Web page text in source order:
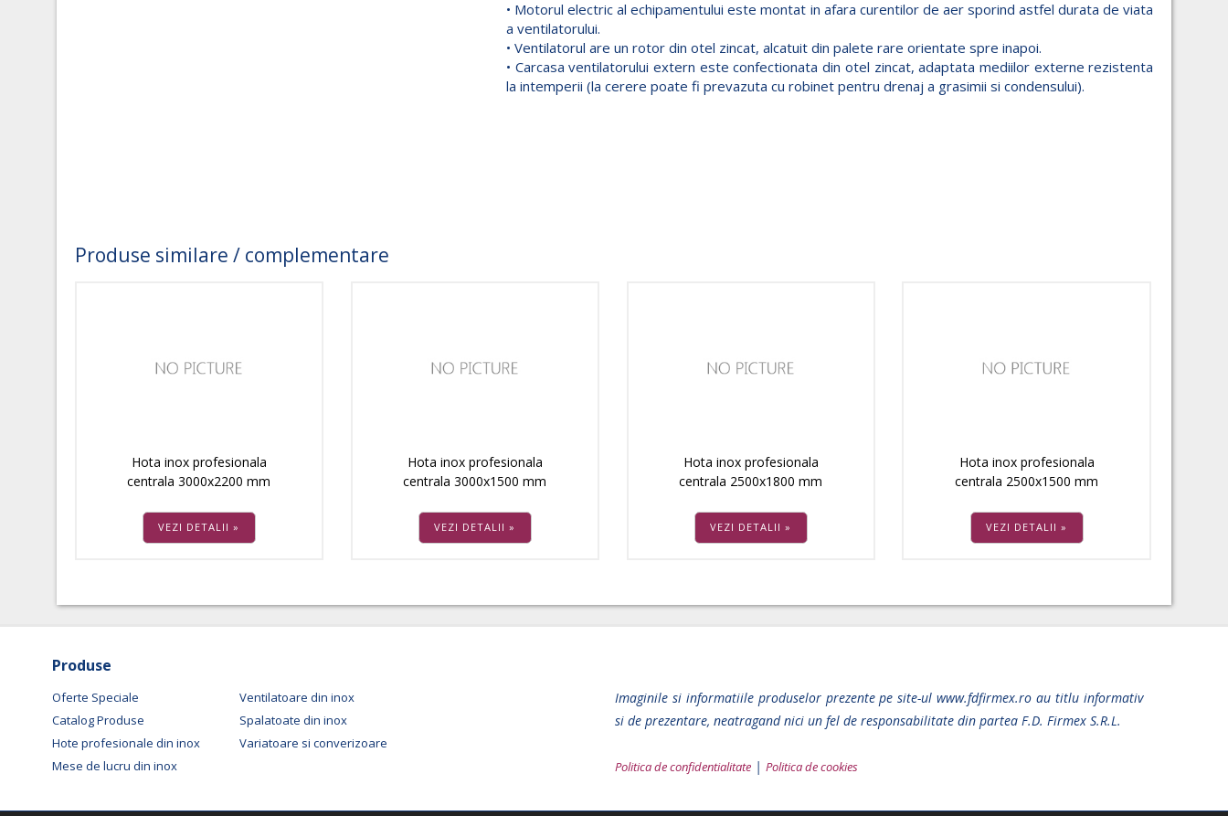
• Motorul electric al echipamentului este montat in afara curentilor de aer sporind astfel durata de viata
a ventilatorului.
• Ventilatorul are un rotor din otel zincat, alcatuit din palete rare orientate spre inapoi.
• Carcasa ventilatorului extern este confectionata din otel zincat, adaptata mediilor externe rezistenta
la intemperii (la cerere poate fi prevazuta cu robinet pentru drenaj a grasimii si condensului).
Produse similare / complementare
Hota inox profesionala
centrala 3000x2200 mm
VEZI DETALII »
Hota inox profesionala
centrala 3000x1500 mm
VEZI DETALII »
Hota inox profesionala
centrala 2500x1800 mm
VEZI DETALII »
Hota inox profesionala
centrala 2500x1500 mm
VEZI DETALII »
Produse
Oferte Speciale
Catalog Produse
Hote profesionale din inox
Mese de lucru din inox
Ventilatoare din inox
Spalatoate din inox
Variatoare si converizoare
Imaginile si informatiile produselor prezente pe site-ul www.fdfirmex.ro au titlu informativ
si de prezentare, neatragand nici un fel de responsabilitate din partea F.D. Firmex S.R.L.
Politica de confidentialitate | Politica de cookies